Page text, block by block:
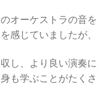
オーケストラの音を
感じていましたが、
し、より良い演奏に
も学ぶことがたくさ